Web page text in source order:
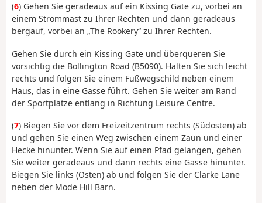
(6) Gehen Sie geradeaus auf ein Kissing Gate zu, vorbei an
einem Strommast zu Ihrer Rechten und dann geradeaus
bergauf, vorbei an „The Rookery“ zu Ihrer Rechten.
Gehen Sie durch ein Kissing Gate und überqueren Sie
vorsichtig die Bollington Road (B5090). Halten Sie sich leicht
rechts und folgen Sie einem Fußwegschild neben einem
Haus, das in eine Gasse führt. Gehen Sie weiter am Rand
der Sportplätze entlang in Richtung Leisure Centre.
(7) Biegen Sie vor dem Freizeitzentrum rechts (Südosten) ab
und gehen Sie einen Weg zwischen einem Zaun und einer
Hecke hinunter. Wenn Sie auf einen Pfad gelangen, gehen
Sie weiter geradeaus und dann rechts eine Gasse hinunter.
Biegen Sie links (Osten) ab und folgen Sie der Clarke Lane
neben der Mode Hill Barn.